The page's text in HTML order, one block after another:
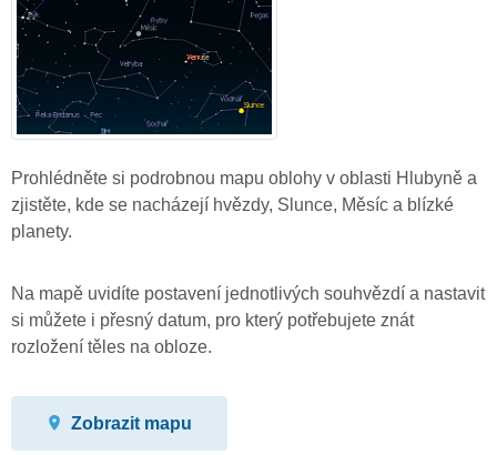
Prohlédněte si podrobnou mapu oblohy v oblasti Hlubyně a
zjistěte, kde se nacházejí hvězdy, Slunce, Měsíc a blízké
planety.
Na mapě uvidíte postavení jednotlivých souhvězdí a nastavit
si můžete i přesný datum, pro který potřebujete znát
rozložení těles na obloze.
Zobrazit mapu